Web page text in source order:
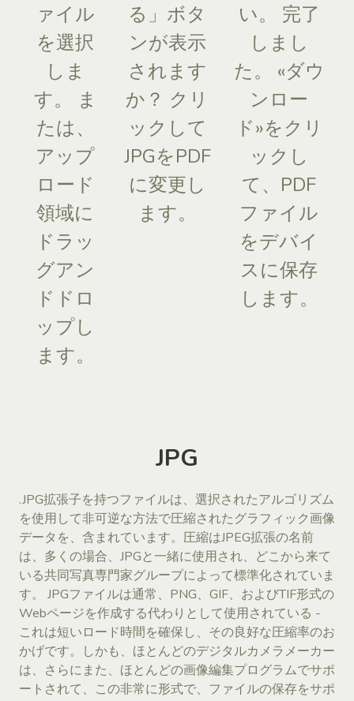
ァイル
を選択
しま
す。 ま
たは、
アップ
ロード
領域に
ドラッ
グアン
ドドロ
ップし
ます。
る」ボタ
ンが表示
されます
か？ クリ
ックして
JPGをPDF
に変更し
ます。
い。 完了
しまし
た。 «ダウ
ンロー
ド»をクリ
ックし
て、PDF
ファイル
をデバイ
スに保存
します。
JPG
.JPG拡張子を持つファイルは、選択されたアルゴリズム
を使用して非可逆な方法で圧縮されたグラフィック画像
データを、含まれています。圧縮はJPEG拡張の名前
は、多くの場合、JPGと一緒に使用され、どこから来て
いる共同写真専門家グループによって標準化されていま
す。 JPGファイルは通常、PNG、GIF、およびTIF形式の
Webページを作成する代わりとして使用されている -
これは短いロード時間を確保し、その良好な圧縮率のお
かげです。しかも、ほとんどのデジタルカメラメーカー
は、さらにまた、ほとんどの画像編集プログラムでサポ
ートされて、この非常に形式で、ファイルの保存をサポ